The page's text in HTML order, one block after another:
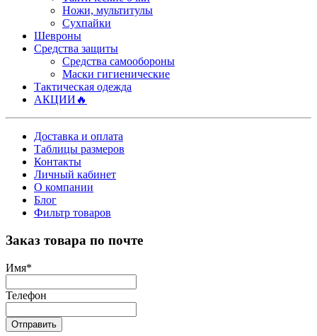
Ножи, мультитулы
Сухпайки
Шевроны
Средства защиты
Средства самообороны
Маски гигиенические
Тактическая одежда
АКЦИИ🔥
Доставка и оплата
Таблицы размеров
Контакты
Личный кабинет
О компании
Блог
Фильтр товаров
Заказ товара по почте
Имя*
Телефон
Отправить